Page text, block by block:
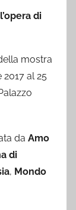
di
mostra
al 25
da Amo
di
, Mondo